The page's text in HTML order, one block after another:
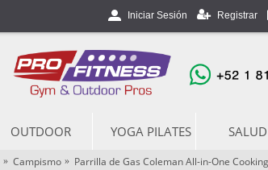
Iniciar Sesión Registrar
OUTDOOR YOGA PILATES SALUD
Campismo Parrilla de Gas Coleman All-in-One